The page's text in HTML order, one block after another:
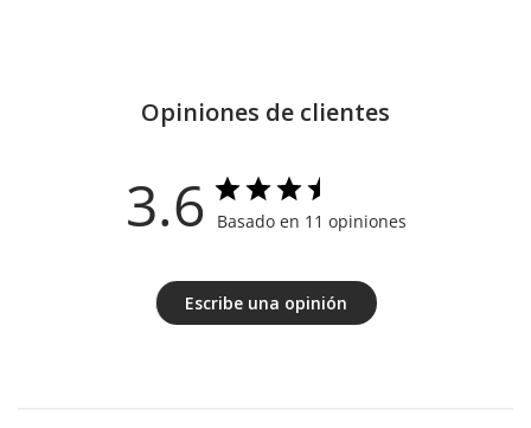
Opiniones de clientes
3.6 Basado en 11 opiniones
Escribe una opinión